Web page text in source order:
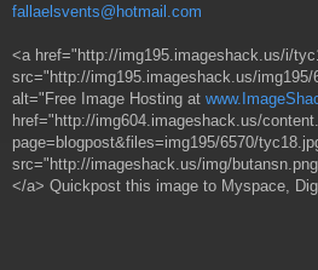
fallaelsvents@hotmail.com
<a href="http://img195.imageshack.us/i/
src="http://img195.imageshack.us/
alt="Free Image Hosting at
href="http://img604.imageshack.us/
page=blogpost&files=img195/6570/
src="http://imageshack.us/img/
</a> Quickpost this image to Myspace,